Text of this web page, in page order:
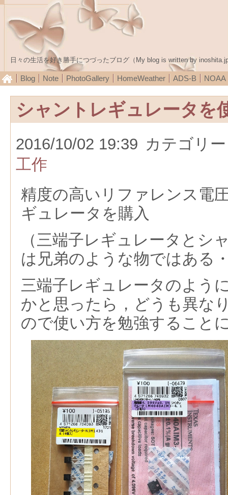
日々の生活を好き勝手につづったブログ（My blog is written by
Blog Note PhotoGallery HomeWeather ADS-B NOAA
シャントレギュレータを
2016/10/02 19:39 カテゴリ
工作
精度の高いリファレンス電
ギュレータを購入
（三端子レギュレータとシ
は兄弟のような物ではある
三端子レギュレータのよう
かと思ったら，どうも異な
ので使い方を勉強すること